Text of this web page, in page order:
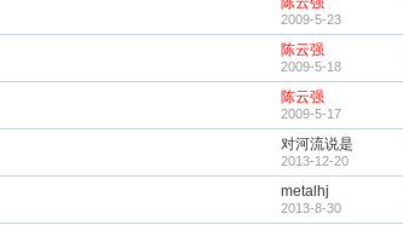
2009-5-23
陈云强
2009-5-18
陈云强
2009-5-17
对河流说是
2013-12-20
metalhj
2013-8-30